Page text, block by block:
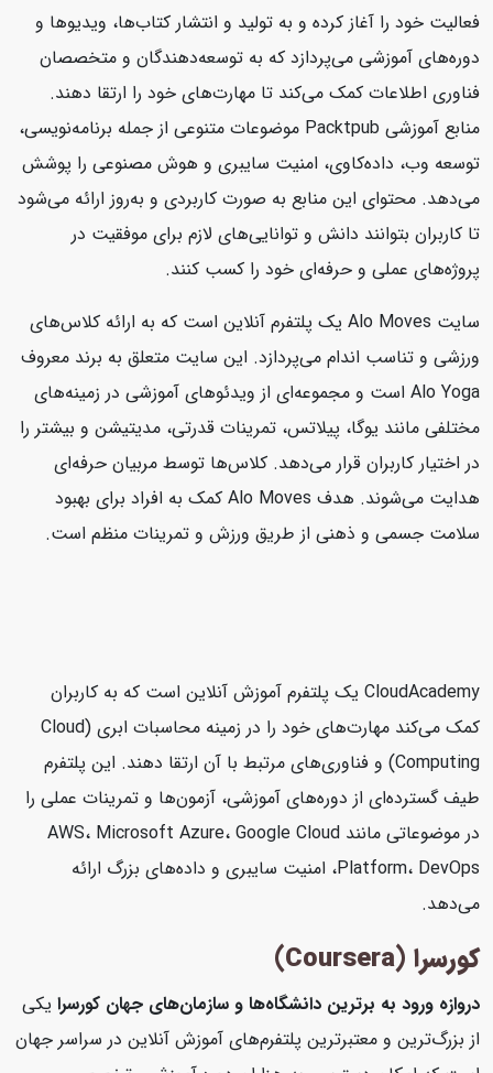
فعالیت خود را آغاز کرده و به تولید و انتشار کتاب‌ها، ویدیوها و
دوره‌های آموزشی می‌پردازد که به توسعه‌دهندگان و متخصصان
فناوری اطلاعات کمک می‌کند تا مهارت‌های خود را ارتقا دهند.
منابع آموزشی Packtpub موضوعات متنوعی از جمله برنامه‌نویسی،
توسعه وب، داده‌کاوی، امنیت سایبری و هوش مصنوعی را پوشش
می‌دهد. محتوای این منابع به صورت کاربردی و به‌روز ارائه می‌شود
تا کاربران بتوانند دانش و توانایی‌های لازم برای موفقیت در
پروژه‌های عملی و حرفه‌ای خود را کسب کنند.
سایت Alo Moves یک پلتفرم آنلاین است که به ارائه کلاس‌های
ورزشی و تناسب اندام می‌پردازد. این سایت متعلق به برند معروف
Alo Yoga است و مجموعه‌ای از ویدئوهای آموزشی در زمینه‌های
مختلفی مانند یوگا، پیلاتس، تمرینات قدرتی، مدیتیشن و بیشتر را
در اختیار کاربران قرار می‌دهد. کلاس‌ها توسط مربیان حرفه‌ای
هدایت می‌شوند. هدف Alo Moves کمک به افراد برای بهبود
سلامت جسمی و ذهنی از طریق ورزش و تمرینات منظم است.
CloudAcademy یک پلتفرم آموزش آنلاین است که به کاربران
کمک می‌کند مهارت‌های خود را در زمینه محاسبات ابری (Cloud
Computing) و فناوری‌های مرتبط با آن ارتقا دهند. این پلتفرم
طیف گسترده‌ای از دوره‌های آموزشی، آزمون‌ها و تمرینات عملی را
در موضوعاتی مانند AWS، Microsoft Azure، Google Cloud
Platform، DevOps، امنیت سایبری و داده‌های بزرگ ارائه
می‌دهد.
کورسرا (Coursera)
دروازه ورود به برترین دانشگاه‌ها و سازمان‌های جهان کورسرایکی
از بزرگ‌ترین و معتبرترین پلتفرم‌های آموزش آنلاین در سراسر جهان